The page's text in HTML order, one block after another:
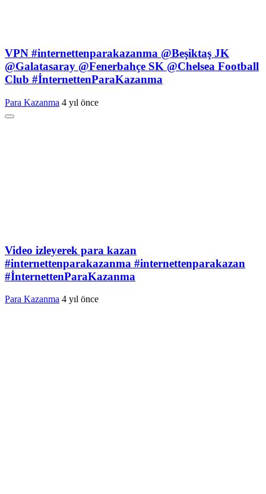
VPN #internettenparakazanma @Beşiktaş JK
@Galatasaray @Fenerbahçe SK @Chelsea Football
Club #İnternettenParaKazanma
Para Kazanma 4 yıl önce
Video izleyerek para kazan
#internettenparakazanma #internettenparakazan
#İnternettenParaKazanma
Para Kazanma 4 yıl önce